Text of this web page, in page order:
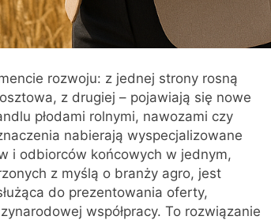
rozwoju: z jednej strony rosną
z drugiej – pojawiają się nowe
płodami rolnymi, nawozami czy
nabierają wyspecjalizowane
i odbiorców końcowych w jednym,
z myślą o branży agro, jest
do prezentowania oferty,
współpracy. To rozwiązanie